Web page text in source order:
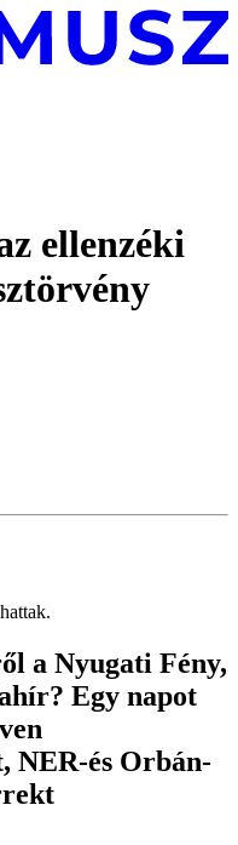
ellenzéki
a Nyugati Fény,
Egy napot
NER-és Orbán-